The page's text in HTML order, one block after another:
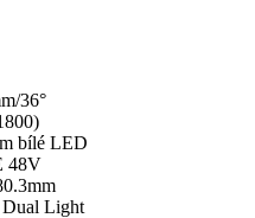
36°
bílé LED
48V
Dual Light